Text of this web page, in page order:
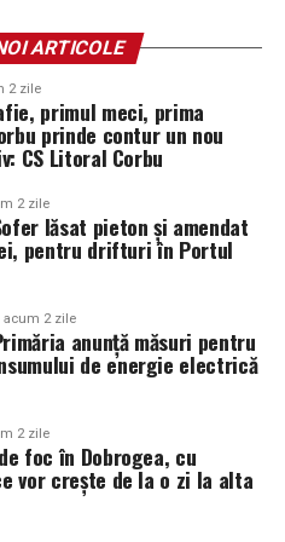
ziua de 10 septembrie a
a Gibraltarului. În
între cele două teritorii
în cadrul acţiunii de
Alexandru Ioan
hotăra contopirea
cu Oficiul Statistic din
Pop-Marţian ca
pentru Principatele Unite
în contextul izbucnirii
invada Belgia, iar ca
război Germaniei.
neutralitatea
de la semnarea, la
ARTICOLE
2 zile
primul meci, prima
prinde contur un nou
CS Litoral Corbu
2 zile
lăsat pieton și amendat
pentru drifturi în Portul
acum 2 zile
anunță măsuri pentru
de energie electrică
2 zile
foc în Dobrogea, cu
vor crește de la o zi la alta